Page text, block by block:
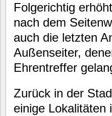
Folgerichtig
nach dem
auch die letzten
Außenseiter,
Ehrentreffer
Zurück in der
einige Lokalitäten